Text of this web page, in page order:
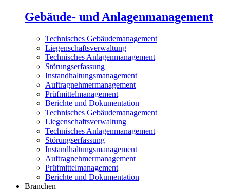
Gebäude- und Anlagenmanagement
Technisches Gebäudemanagement
Liegenschaftsverwaltung
Technisches Anlagenmanagement
Störungserfassung
Instandhaltungsmanagement
Auftragnehmermanagement
Prüfmittelmanagement
Berichte und Dokumentation
Technisches Gebäudemanagement
Liegenschaftsverwaltung
Technisches Anlagenmanagement
Störungserfassung
Instandhaltungsmanagement
Auftragnehmermanagement
Prüfmittelmanagement
Berichte und Dokumentation
Branchen